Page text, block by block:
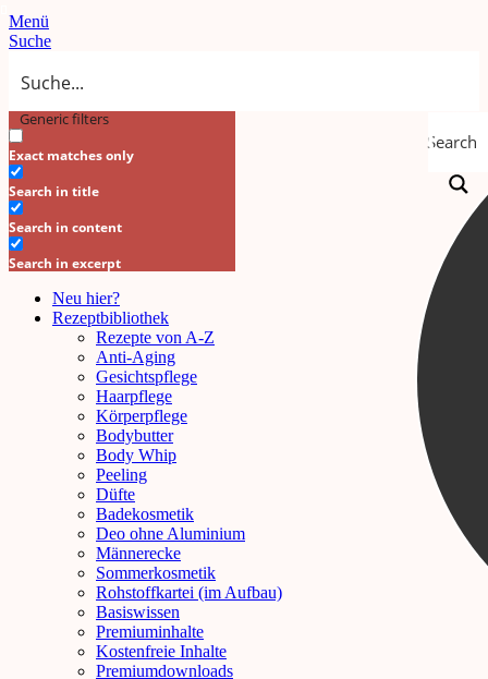
Menü
Suche
Search
Generic filters
Exact matches only
Search in title
Search in content
Search in excerpt
Neu hier?
Rezeptbibliothek
Rezepte von A-Z
Anti-Aging
Gesichtspflege
Haarpflege
Körperpflege
Bodybutter
Body Whip
Peeling
Düfte
Badekosmetik
Deo ohne Aluminium
Männerecke
Sommerkosmetik
Rohstoffkartei (im Aufbau)
Basiswissen
Premiuminhalte
Kostenfreie Inhalte
Premiumdownloads